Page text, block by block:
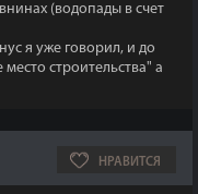
(водопады в счет
я уже говорил, и до
строительства" а
НРАВИТСЯ